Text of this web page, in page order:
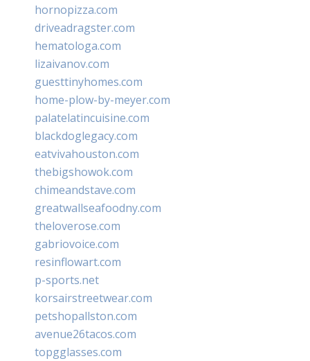
hornopizza.com
driveadragster.com
hematologa.com
lizaivanov.com
guesttinyhomes.com
home-plow-by-meyer.com
palatelatincuisine.com
blackdoglegacy.com
eatvivahouston.com
thebigshowok.com
chimeandstave.com
greatwallseafoodny.com
theloverose.com
gabriovoice.com
resinflowart.com
p-sports.net
korsairstreetwear.com
petshopallston.com
avenue26tacos.com
topgglasses.com